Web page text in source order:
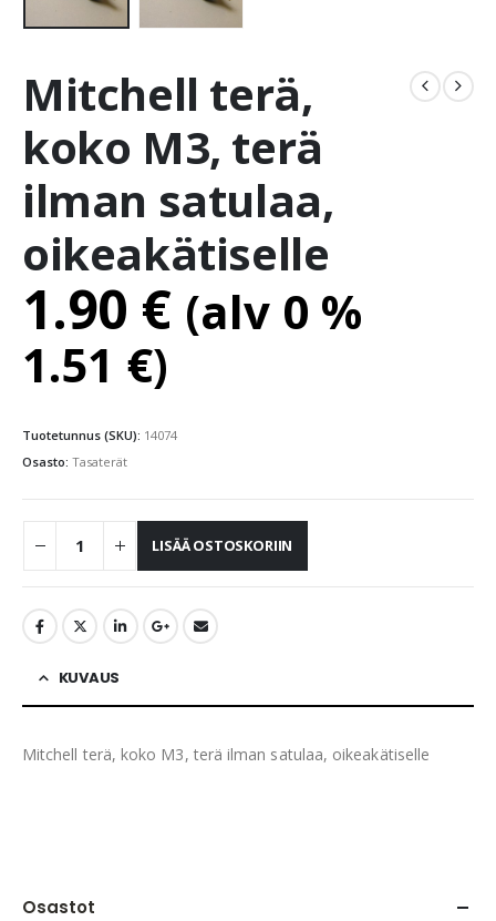
Mitchell terä,
koko M3, terä
ilman satulaa,
oikeakätiselle
1.90 € (alv 0 %
1.51 €)
Tuotetunnus (SKU): 14074
Osasto: Tasaterät
LISÄÄ OSTOSKORIIN
KUVAUS
Mitchell terä, koko M3, terä ilman satulaa, oikeakätiselle
Osastot